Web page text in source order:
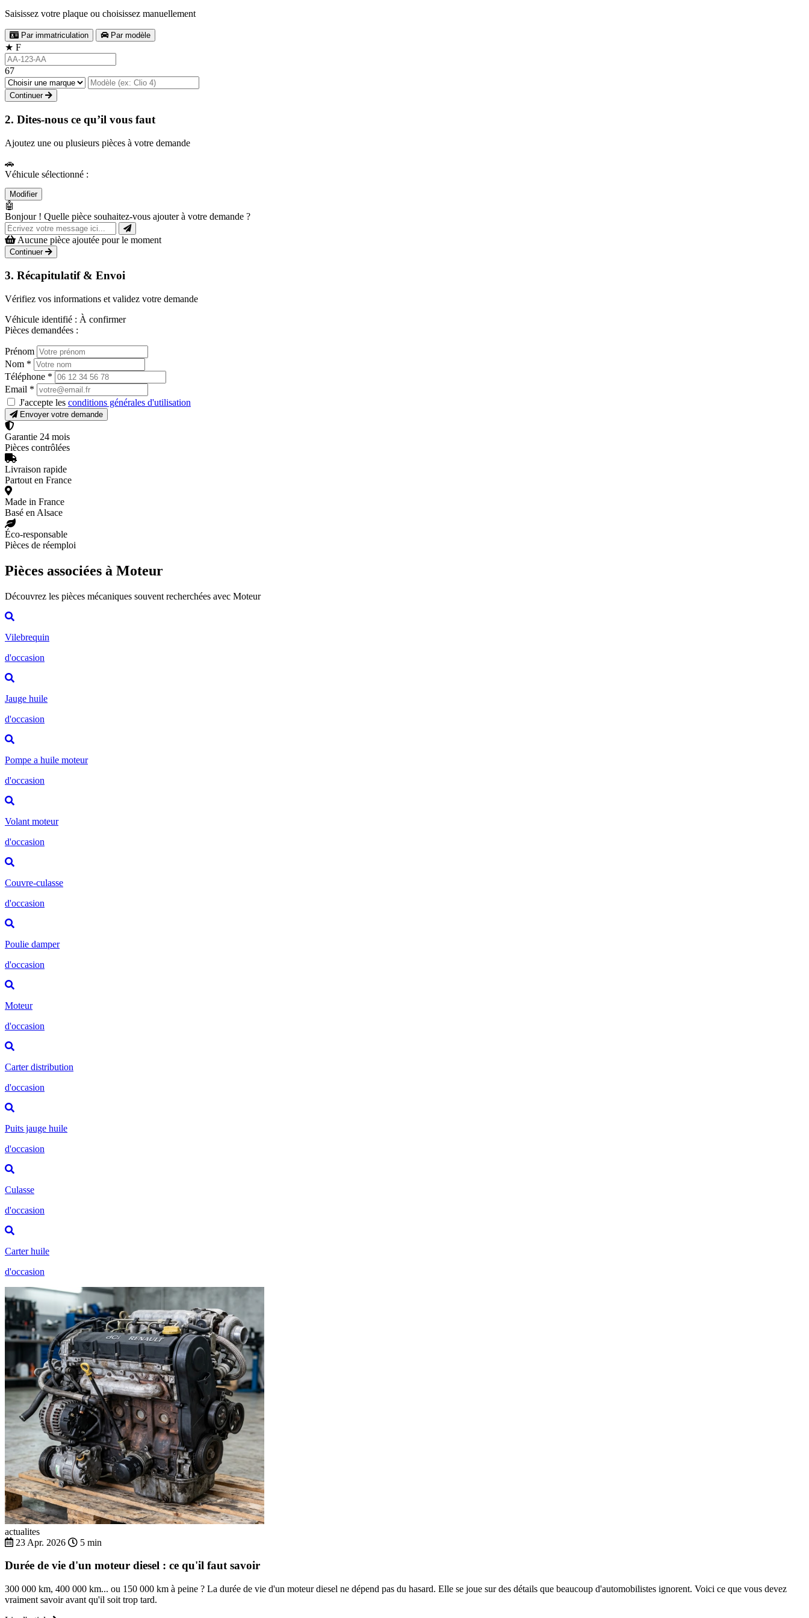
Saisissez votre plaque ou choisissez manuellement
Par immatriculation Par modèle
★ F
67
Continuer
2. Dites-nous ce qu’il vous faut
Ajoutez une ou plusieurs pièces à votre demande
🚗
Véhicule sélectionné :
Modifier
🤖
Bonjour ! Quelle pièce souhaitez-vous ajouter à votre demande ?
Aucune pièce ajoutée pour le moment
Continuer
3. Récapitulatif & Envoi
Vérifiez vos informations et validez votre demande
Véhicule identifié : À confirmer
Pièces demandées :
Prénom
Nom *
Téléphone *
Email *
J'accepte les conditions générales d'utilisation
Envoyer votre demande
Garantie 24 mois
Pièces contrôlées
Livraison rapide
Partout en France
Made in France
Basé en Alsace
Éco-responsable
Pièces de réemploi
Pièces associées à Moteur
Découvrez les pièces mécaniques souvent recherchées avec Moteur
Vilebrequin
d'occasion
Jauge huile
d'occasion
Pompe a huile moteur
d'occasion
Volant moteur
d'occasion
Couvre-culasse
d'occasion
Poulie damper
d'occasion
Moteur
d'occasion
Carter distribution
d'occasion
Puits jauge huile
d'occasion
Culasse
d'occasion
Carter huile
d'occasion
actualites
23 Apr. 2026
5 min
Durée de vie d'un moteur diesel : ce qu'il faut savoir
300 000 km, 400 000 km... ou 150 000 km à peine ? La durée de vie d'un moteur diesel ne dépend pas du hasard. Elle se joue sur des détails que beaucoup d'automobilistes ignorent. Voici ce que vous devez
vraiment savoir avant qu'il soit trop tard.